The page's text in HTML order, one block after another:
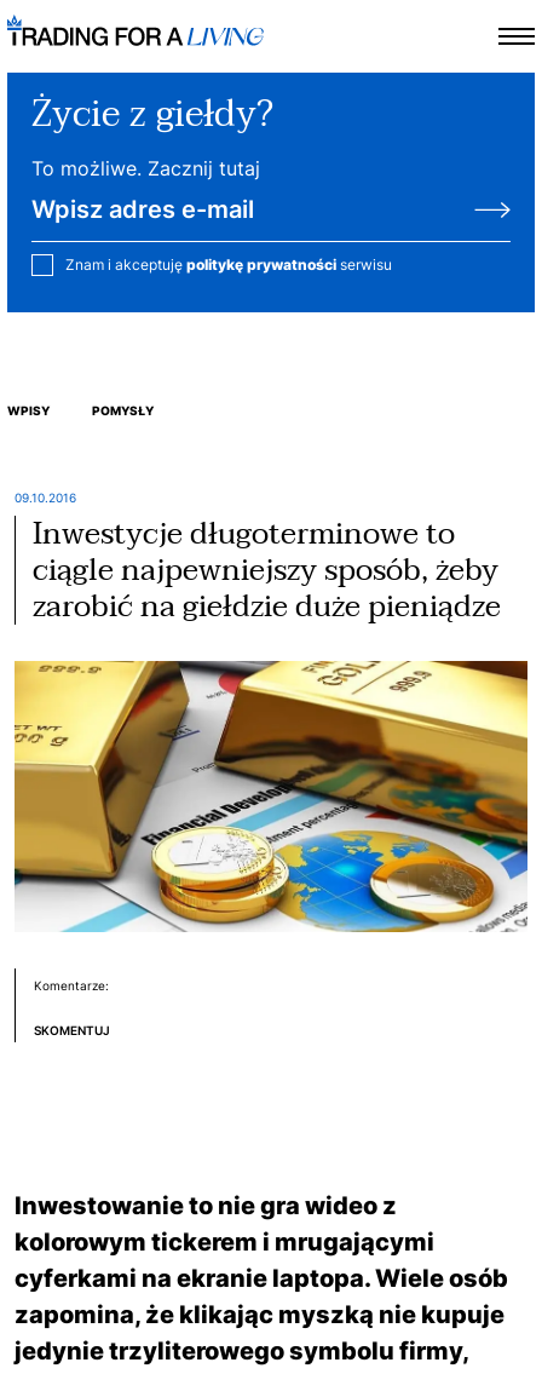
Życie z giełdy?
To możliwe. Zacznij tutaj
Znam i akceptuję politykę prywatności serwisu
WPISY POMYSŁY
09.10.2016
Inwestycje długoterminowe to
ciągle najpewniejszy sposób, żeby
zarobić na giełdzie duże pieniądze
Komentarze:
SKOMENTUJ
Inwestowanie to nie gra wideo z
kolorowym tickerem i mrugającymi
cyferkami na ekranie laptopa. Wiele osób
zapomina, że klikając myszką nie kupuje
jedynie trzyliterowego symbolu firmy,